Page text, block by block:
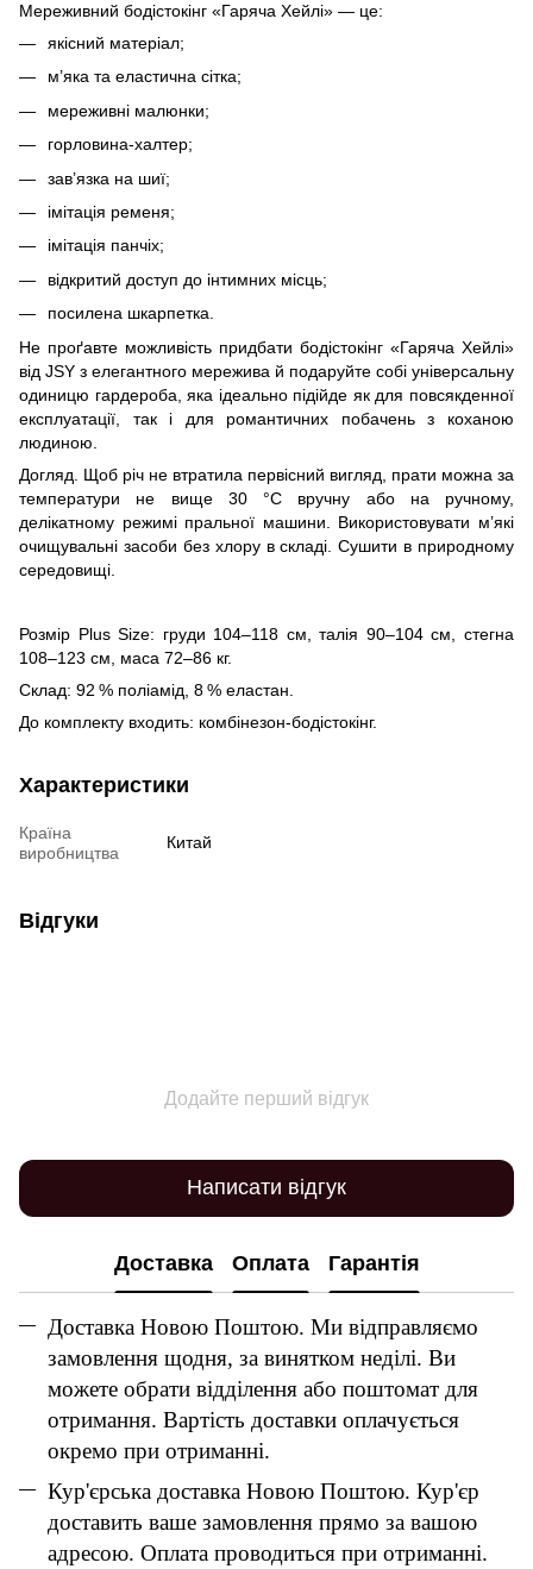
Мереживний бодістокінг «Гаряча Хейлі» — це:
якісний матеріал;
м’яка та еластична сітка;
мереживні малюнки;
горловина-халтер;
зав’язка на шиї;
імітація ременя;
імітація панчіх;
відкритий доступ до інтимних місць;
посилена шкарпетка.
Не проґавте можливість придбати бодістокінг «Гаряча Хейлі»
від JSY з елегантного мережива й подаруйте собі універсальну
одиницю гардероба, яка ідеально підійде як для повсякденної
експлуатації, так і для романтичних побачень з коханою
людиною.
Догляд. Щоб річ не втратила первісний вигляд, прати можна за
температури не вище 30 °C вручну або на ручному,
делікатному режимі пральної машини. Використовувати м’які
очищувальні засоби без хлору в складі. Сушити в природному
середовищі.
Розмір Plus Size: груди 104–118 см, талія 90–104 см, стегна
108–123 см, маса 72–86 кг.
Склад: 92 % поліамід, 8 % еластан.
До комплекту входить: комбінезон-бодістокінг.
Характеристики
Країна
виробництва
Китай
Відгуки
Додайте перший відгук
Написати відгук
Доставка Оплата Гарантія
Доставка Новою Поштою. Ми відправляємо
замовлення щодня, за винятком неділі. Ви
можете обрати відділення або поштомат для
отримання. Вартість доставки оплачується
окремо при отриманні.
Кур'єрська доставка Новою Поштою. Кур'єр
доставить ваше замовлення прямо за вашою
адресою. Оплата проводиться при отриманні.